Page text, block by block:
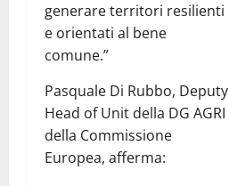
generare territori resilienti
e orientati al bene
comune.”
Pasquale Di Rubbo, Deputy
Head of Unit della DG AGRI
della Commissione
Europea, afferma: